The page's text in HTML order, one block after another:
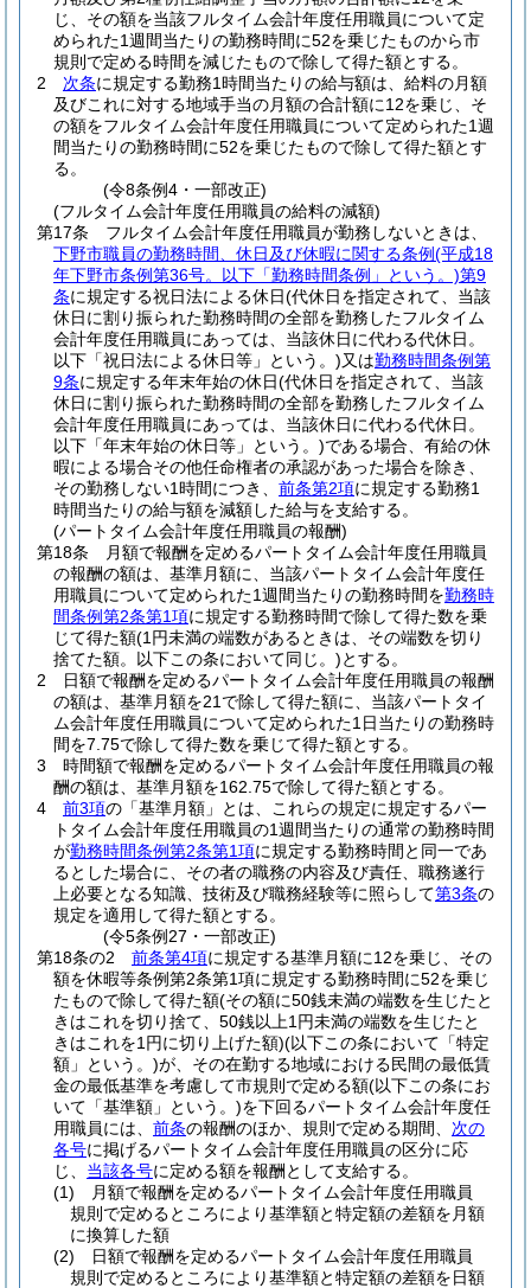
じ、その額を当該フルタイム会計年度任用職員について定
められた1週間当たりの勤務時間に52を乗じたものから市
規則で定める時間を減じたもので除して得た額とする。
2
次条に規定する勤務1時間当たりの給与額は、給料の月額
及びこれに対する地域手当の月額の合計額に12を乗じ、そ
の額をフルタイム会計年度任用職員について定められた1週
間当たりの勤務時間に52を乗じたもので除して得た額とす
る。
(令8条例4・一部改正)
(フルタイム会計年度任用職員の給料の減額)
第17条
フルタイム会計年度任用職員が勤務しないときは、
下野市職員の勤務時間、休日及び休暇に関する条例(平成18
年下野市条例第36号。以下「勤務時間条例」という。)第9
条に規定する祝日法による休日(代休日を指定されて、当該
休日に割り振られた勤務時間の全部を勤務したフルタイム
会計年度任用職員にあっては、当該休日に代わる代休日。
以下「祝日法による休日等」という。)又は勤務時間条例第
9条に規定する年末年始の休日(代休日を指定されて、当該
休日に割り振られた勤務時間の全部を勤務したフルタイム
会計年度任用職員にあっては、当該休日に代わる代休日。
以下「年末年始の休日等」という。)である場合、有給の休
暇による場合その他任命権者の承認があった場合を除き、
その勤務しない1時間につき、 前条第2項に規定する勤務1
時間当たりの給与額を減額した給与を支給する。
(パートタイム会計年度任用職員の報酬)
第18条
月額で報酬を定めるパートタイム会計年度任用職員
の報酬の額は、基準月額に、当該パートタイム会計年度任
用職員について定められた1週間当たりの勤務時間を勤務時
間条例第2条第1項に規定する勤務時間で除して得た数を乗
じて得た額(1円未満の端数があるときは、その端数を切り
捨てた額。以下この条において同じ。)とする。
2
日額で報酬を定めるパートタイム会計年度任用職員の報酬
の額は、基準月額を21で除して得た額に、当該パートタイ
ム会計年度任用職員について定められた1日当たりの勤務時
間を7.75で除して得た数を乗じて得た額とする。
3
時間額で報酬を定めるパートタイム会計年度任用職員の報
酬の額は、基準月額を162.75で除して得た額とする。
4
前3項の「基準月額」とは、これらの規定に規定するパー
トタイム会計年度任用職員の1週間当たりの通常の勤務時間
が勤務時間条例第2条第1項に規定する勤務時間と同一であ
るとした場合に、その者の職務の内容及び責任、職務遂行
上必要となる知識、技術及び職務経験等に照らして第3条の
規定を適用して得た額とする。
(令5条例27・一部改正)
第18条の2
前条第4項に規定する基準月額に12を乗じ、その
額を休暇等条例第2条第1項に規定する勤務時間に52を乗じ
たもので除して得た額(その額に50銭未満の端数を生じたと
きはこれを切り捨て、50銭以上1円未満の端数を生じたと
きはこれを1円に切り上げた額)(以下この条において「特定
額」という。)が、その在勤する地域における民間の最低賃
金の最低基準を考慮して市規則で定める額(以下この条にお
いて「基準額」という。)を下回るパートタイム会計年度任
用職員には、 前条の報酬のほか、規則で定める期間、 次の
各号に掲げるパートタイム会計年度任用職員の区分に応
じ、 当該各号に定める額を報酬として支給する。
(1)
月額で報酬を定めるパートタイム会計年度任用職員
規則で定めるところにより基準額と特定額の差額を月額
に換算した額
(2)
日額で報酬を定めるパートタイム会計年度任用職員
規則で定めるところにより基準額と特定額の差額を日額